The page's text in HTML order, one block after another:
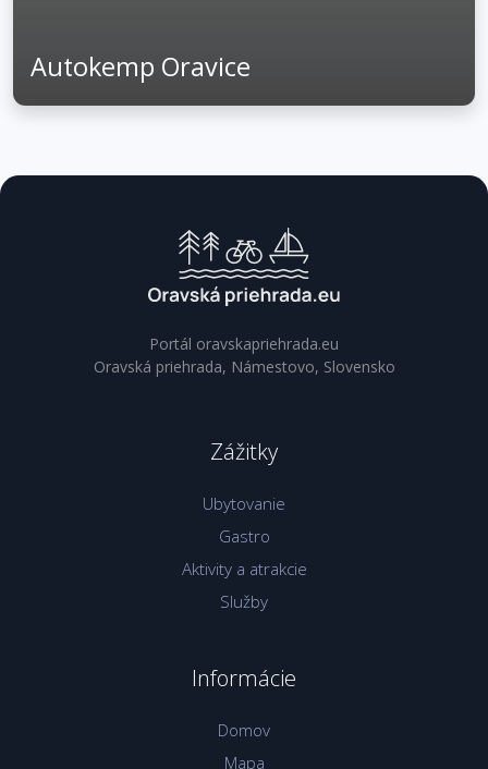
Autokemp Oravice
Portál oravskapriehrada.eu
Oravská priehrada, Námestovo, Slovensko
Zážitky
Ubytovanie
Gastro
Aktivity a atrakcie
Služby
Informácie
Domov
Mapa